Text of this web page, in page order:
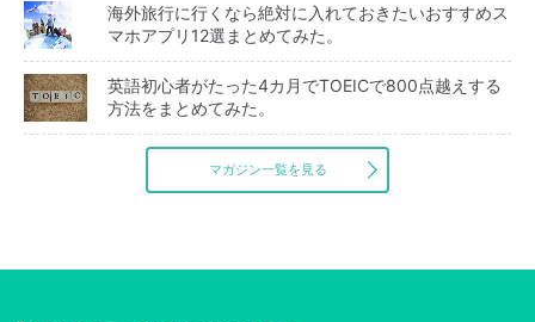
海外旅行に行くなら絶対に入れておきたいおすすめス
マホアプリ12選まとめてみた。
英語初心者がたった4カ月でTOEICで800点越えする
方法をまとめてみた。
マガジン一覧を見る